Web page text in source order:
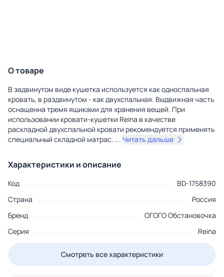
О товаре
В задвинутом виде кушетка используется как односпальная
кровать, в раздвинутом - как двухспальная. Выдвижная часть
оснащенна тремя ящиками для хранения вещей. При
использовании кровати-кушетки Reina в качестве
раскладной двухспальной кровати рекомендуется применять
специальный складной матрас. ... Читать дальше
Характеристики и описание
Код
BD-1758390
Страна
Россия
Бренд
ОГОГО Обстановочка
Серия
Reina
Смотреть все характеристики